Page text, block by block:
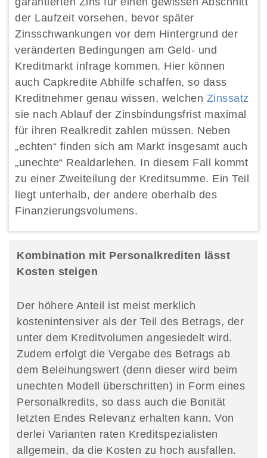
der Laufzeit vorsehen, bevor später
Zinsschwankungen vor dem Hintergrund der
veränderten Bedingungen am Geld- und
Kreditmarkt infrage kommen. Hier können
auch Capkredite Abhilfe schaffen, so dass
Kreditnehmer genau wissen, welchen Zinssatz
sie nach Ablauf der Zinsbindungsfrist maximal
für ihren Realkredit zahlen müssen. Neben
„echten“ finden sich am Markt insgesamt auch
„unechte“ Realdarlehen. In diesem Fall kommt
zu einer Zweiteilung der Kreditsumme. Ein Teil
liegt unterhalb, der andere oberhalb des
Finanzierungsvolumens.
Kombination mit Personalkrediten lässt
Kosten steigen
Der höhere Anteil ist meist merklich
kostenintensiver als der Teil des Betrags, der
unter dem Kreditvolumen angesiedelt wird.
Zudem erfolgt die Vergabe des Betrags ab
dem Beleihungswert (denn dieser wird beim
unechten Modell überschritten) in Form eines
Personalkredits, so dass auch die Bonität
letzten Endes Relevanz erhalten kann. Von
derlei Varianten raten Kreditspezialisten
allgemein, da die Kosten zu hoch ausfallen.